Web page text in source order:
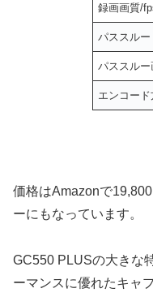
録画画質/
パススルー
パススル
エンコード
価格はAmazonで
ーにもなっています。
GC550 PLUSの大きな
ーマンスに優れたキャ